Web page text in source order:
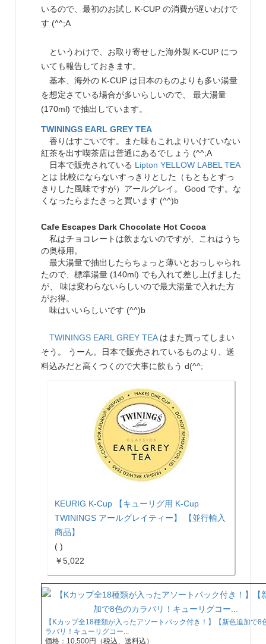
いるので、最初のお試し K-CUP の消費が遅いわけで
す (^^;A
というわけで、お取り寄せした海外製 K-CUP につ
いても報告しておきます。
基本、海外の K-CUP は日本のものよりも多い湯量
を想定さている場合が多いらしいので、 最大湯量
(170ml) で抽出しています。
TWININGS EARL GREY TEA
香りはすごいです。また味もこれよりいけていない
紅茶を出す喫茶店は普通にあるでしょう (^^;A
日本で販売されている Lipton YELLOW LABEL TEA
とは 比較にならないすっきりとした（もともとすっ
きりした風味ですが）アールグレイ。 Good です。な
くなったらまたきっと買います (^^)b
Cafe Escapes Dark Chocolate Hot Cocoa
私はチョコレートは飲まないのですが、これはうち
の奥様用。
最大湯量で抽出したらちょっと薄いとおっしゃられ
たので、標準湯量 (140ml) でも入れて差し上げました
が、 味は変わらないらしいので最大湯量で入れた方
がお得。
味はいいらしいです (^^)b
TWININGS EARL GREY TEAはまた買ってしまい
そう。 うーん。日本で販売されているものより、送
料込みだと高くつくので大事に飲もう d(^^;
KEURIG K-Cup 【キューリグ用 K-Cup
TWININGS アールグレイティー】 【並行輸入
商品】
( )
￥5,022
【Kカップ全18種類が入ったアソートパック付き！】【新色追加で8
ラバリ！キューリグコー...
価格：10,500円（税込、送料込）